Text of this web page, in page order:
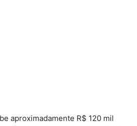
aproximadamente R$ 120 mil